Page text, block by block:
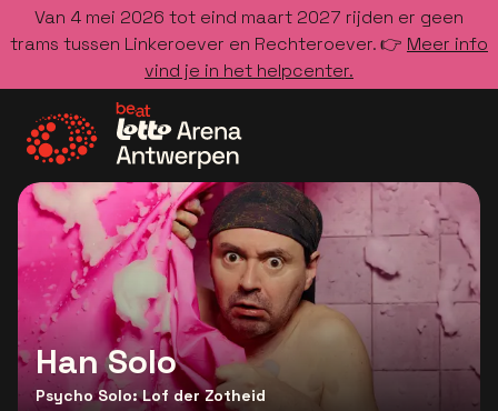
Van 4 mei 2026 tot eind maart 2027 rijden er geen
trams tussen Linkeroever en Rechteroever. 👉 Meer info
vind je in het helpcenter.
Ga naar de homepage
Han Solo
Psycho Solo: Lof der Zotheid